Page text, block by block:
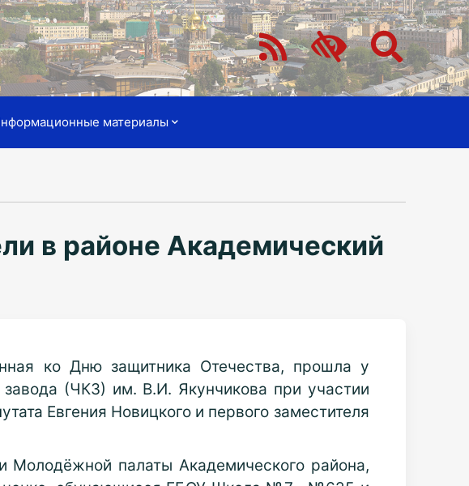
материалы
в районе Академический
ко Дню защитника Отечества, прошла у
(ЧКЗ) им. В.И. Якунчикова при участии
Евгения Новицкого и первого заместителя
Молодёжной палаты Академического района,